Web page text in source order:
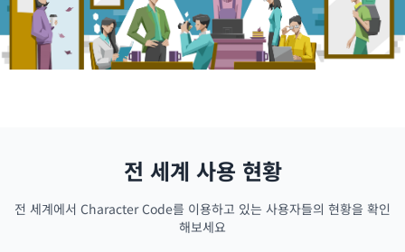
전 세계 사용 현황
전 세계에서 Character Code를 이용하고 있는 사용자들의 현황을 확인
해보세요